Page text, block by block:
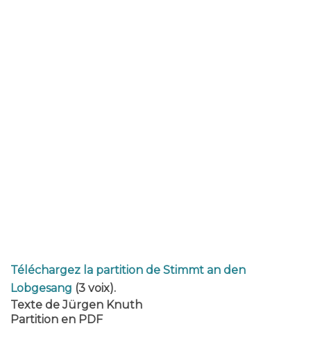
Téléchargez la partition de Stimmt an den
Lobgesang (3 voix).
Texte de Jürgen Knuth
Partition en PDF